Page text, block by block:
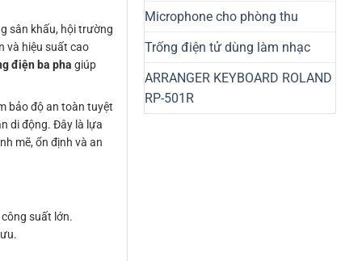
Microphone cho phòng thu
Trống điện tử dùng làm nhạc
ARRANGER KEYBOARD ROLAND
RP-501R
sân khấu, hội trường
và hiệu suất cao
điện ba pha giúp
bảo độ an toàn tuyệt
di động. Đây là lựa
mẽ, ổn định và an
suất lớn.